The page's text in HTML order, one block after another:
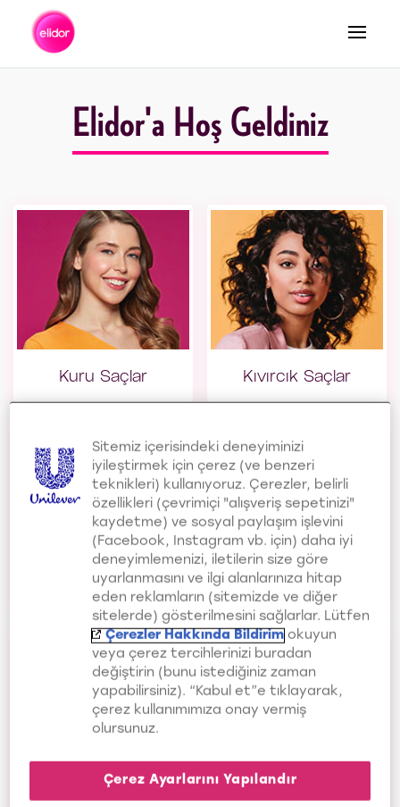
Elidor'a Hoş Geldiniz
Kuru Saçlar Kıvırcık Saçlar
Yıpranmış Saçlar
Nourished Hair
Düz Saçlar
Straight Hair
Mat Saçlar Hacimsiz Saçlar
Sitemiz içerisindeki deneyiminizi
iyileştirmek için çerez (ve benzeri
teknikleri) kullanıyoruz. Çerezler, belirli
özellikleri (çevrimiçi "alışveriş sepetinizi"
kaydetme) ve sosyal paylaşım işlevini
(Facebook, Instagram vb. için) daha iyi
deneyimlemenizi, iletilerin size göre
uyarlanmasını ve ilgi alanlarınıza hitap
eden reklamların (sitemizde ve diğer
sitelerde) gösterilmesini sağlarlar. Lütfen
Çerezler Hakkında Bildirim okuyun
veya çerez tercihlerinizi buradan
değiştirin (bunu istediğiniz zaman
yapabilirsiniz). “Kabul et”e tıklayarak,
çerez kullanımımıza onay vermiş
olursunuz.
Çerez Ayarlarını Yapılandır